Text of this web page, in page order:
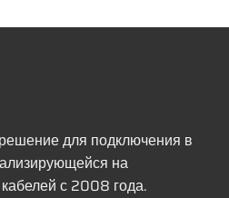
для подключения в
на
с 2008 года.